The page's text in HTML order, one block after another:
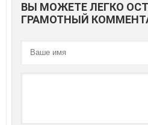
ВЫ МОЖЕТЕ ЛЕГКО
ГРАМОТНЫЙ